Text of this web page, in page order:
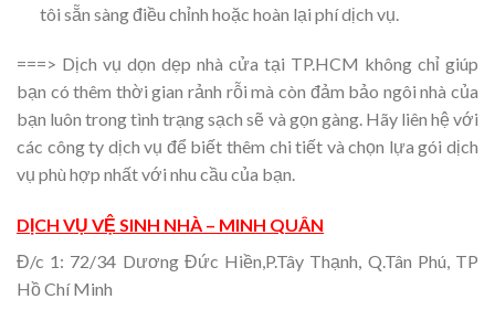
tôi sẵn sàng điều chỉnh hoặc hoàn lại phí dịch vụ.
===> Dịch vụ dọn dẹp nhà cửa tại TP.HCM không chỉ giúp
bạn có thêm thời gian rảnh rỗi mà còn đảm bảo ngôi nhà của
bạn luôn trong tình trạng sạch sẽ và gọn gàng. Hãy liên hệ với
các công ty dịch vụ để biết thêm chi tiết và chọn lựa gói dịch
vụ phù hợp nhất với nhu cầu của bạn.
DỊCH VỤ VỆ SINH NHÀ – MINH QUÂN
Đ/c 1: 72/34 Dương Đức Hiền,P.Tây Thạnh, Q.Tân Phú, TP
Hồ Chí Minh